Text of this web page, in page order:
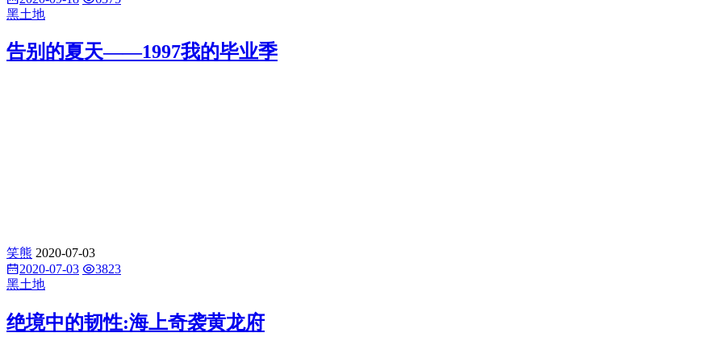
黑土地
告别的夏天——1997我的毕业季
笑熊 2020-07-03
2020-07-03
3823
黑土地
绝境中的韧性:海上奇袭黄龙府